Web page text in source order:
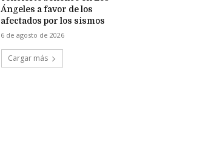
Ángeles a favor de los
afectados por los sismos
6 de agosto de 2026
Cargar más